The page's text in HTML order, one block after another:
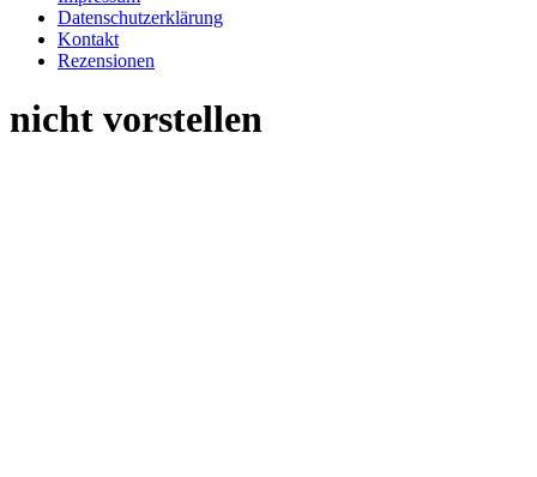
Datenschutzerklärung
Kontakt
Rezensionen
nicht vorstellen